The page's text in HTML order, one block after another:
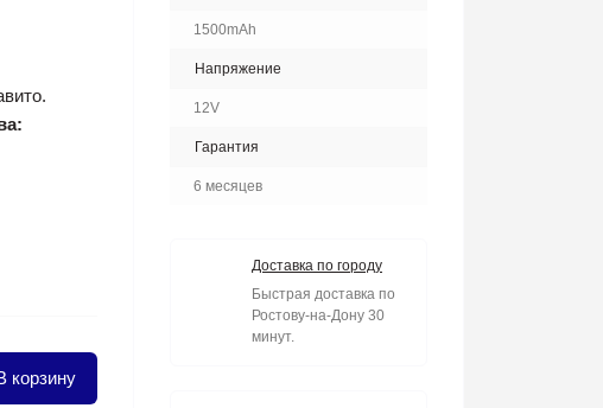
корзину
1500mAh
Напряжение
12V
Гарантия
6 месяцев
Доставка по городу
Быстрая доставка по
Ростову-на-Дону 30
минут.